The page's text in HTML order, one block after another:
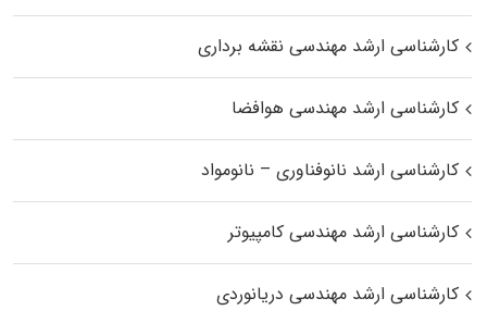
کارشناسی ارشد مهندسی نقشه برداری
کارشناسی ارشد مهندسی هوافضا
کارشناسی ارشد نانوفناوری – نانومواد
کارشناسی ارشد مهندسی کامپیوتر
کارشناسی ارشد مهندسی دریانوردی